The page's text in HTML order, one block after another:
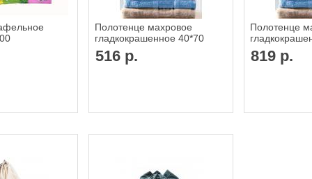
Полотенце махровое
гладкокрашенное 40*70
516 р.
Полотенце
819 р.